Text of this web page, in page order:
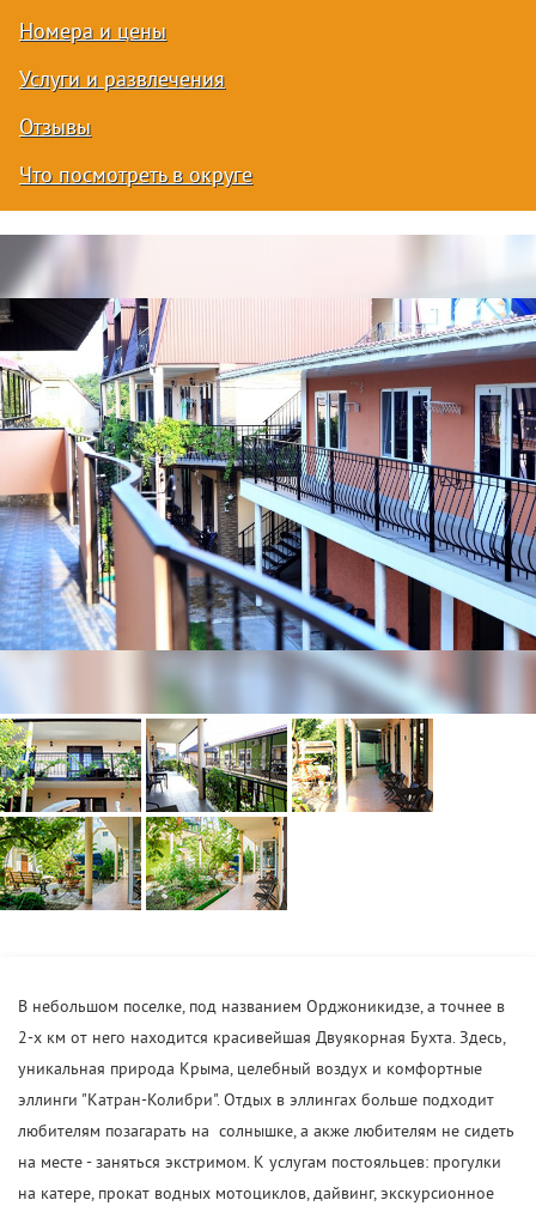
Номера и цены
Услуги и развлечения
Отзывы
Что посмотреть в округе
В небольшом поселке, под названием Орджоникидзе, а точнее в
2-х км от него находится красивейшая Двуякорная Бухта. Здесь,
уникальная природа Крыма, целебный воздух и комфортные
эллинги "Катран-Колибри". Отдых в эллингах больше подходит
любителям позагарать на солнышке, а акже любителям не сидеть
на месте - заняться экстримом. К услугам постояльцев: прогулки
на катере, прокат водных мотоциклов, дайвинг, экскурсионное